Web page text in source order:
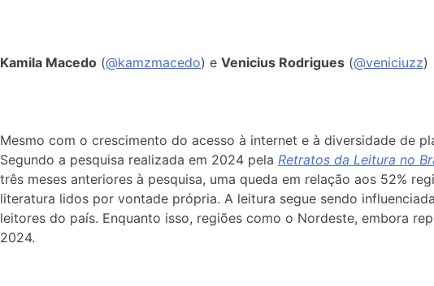
Kamila Macedo (@kamzmacedo) e Venicius Rodrigues (@veniciuzz)
Mesmo com o crescimento do acesso à internet e à diversidade de
Segundo a pesquisa realizada em 2024 pela Retratos da Leitura no
três meses anteriores à pesquisa, uma queda em relação aos 52%
literatura lidos por vontade própria. A leitura segue sendo
leitores do país. Enquanto isso, regiões como o Nordeste, embora
2024.